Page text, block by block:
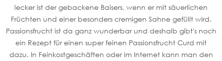
lecker ist der gebackene Baisers, wenn er mit säuerlichen
Früchten und einer besonders cremigen Sahne gefüllt wird.
Passionsfrucht ist da ganz wunderbar und deshalb gibt's noch
ein Rezept für einen super feinen Passionsfrucht Curd mit
dazu. In Feinkostgeschäften oder im Internet kann man den